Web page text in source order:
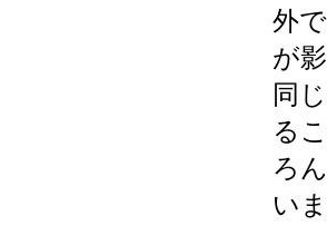
外
が
同
る
ろ
い